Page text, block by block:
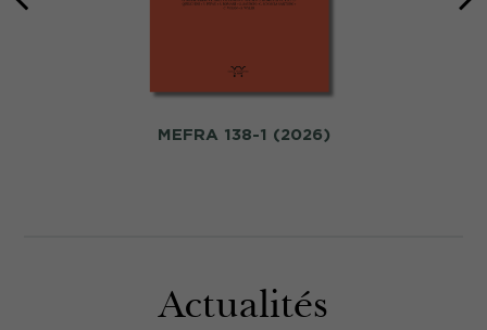
MEFRA 138-1 (2026)
Actualités